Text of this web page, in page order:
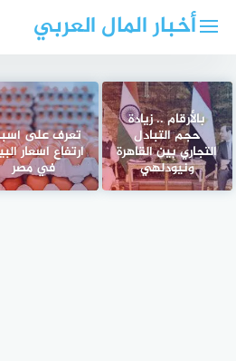
أخبار المال العربي
بالأرقام .. زيادة
حجم التبادل
التجاري بين القاهرة
ونيودلهي
تعرف على
ارتفاع اسعار
في مصر